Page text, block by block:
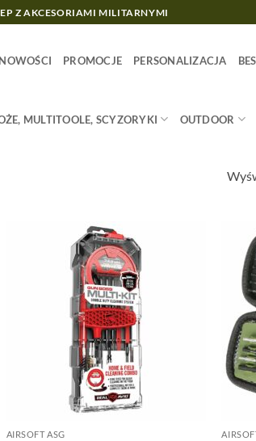
Z AKCESORIAMI MILITARNYMI
NOWOŚCI PROMOCJE PERSONALIZACJA
MULTITOOLE, SCYZORYKI OUTDOOR
AIRSOFT ASG